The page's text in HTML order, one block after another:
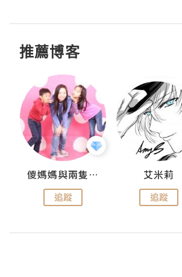
推薦博客
儍媽媽與兩隻小魔怪之家
追蹤
艾米莉
追蹤